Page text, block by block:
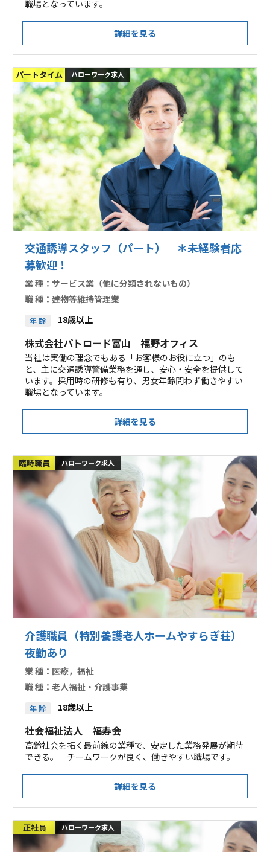
職場となっています。
詳細を見る
パートタイム ハローワーク求人
交通誘導スタッフ（パート） ＊未経験者応
募歓迎！
業 種： サービス業（他に分類されないもの）
職 種： 建物等維持管理業
年 齢 18歳以上
株式会社パトロード富山 福野オフィス
当社は実働の理念でもある「お客様のお役に立つ」のも
と、主に交通誘導警備業務を通し、安心・安全を提供して
います。採用時の研修も有り、男女年齢問わず働きやすい
職場となっています。
詳細を見る
臨時職員 ハローワーク求人
介護職員（特別養護老人ホームやすらぎ荘）
夜勤あり
業 種： 医療，福祉
職 種： 老人福祉・介護事業
年 齢 18歳以上
社会福祉法人 福寿会
高齢社会を拓く最前線の業種で、安定した業務発展が期待
できる。 チームワークが良く、働きやすい職場です。
詳細を見る
正社員 ハローワーク求人